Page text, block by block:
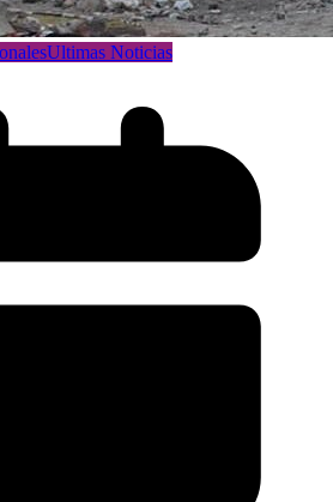
Ultimas Noticias